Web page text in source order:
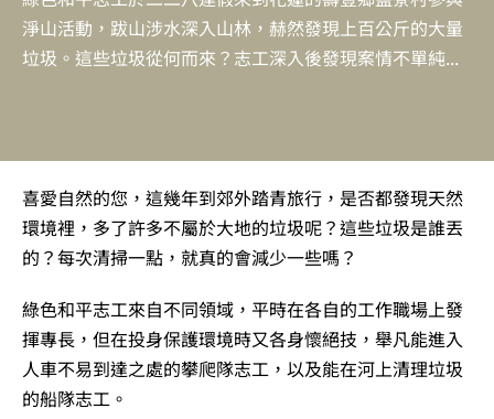
淨山活動，跋山涉水深入山林，赫然發現上百公斤的大量
垃圾。這些垃圾從何而來？志工深入後發現案情不單純...
喜愛自然的您，這幾年到郊外踏青旅行，是否都發現天然
環境裡，多了許多不屬於大地的垃圾呢？這些垃圾是誰丟
的？每次清掃一點，就真的會減少一些嗎？
綠色和平志工來自不同領域，平時在各自的工作職場上發
揮專長，但在投身保護環境時又各身懷絕技，舉凡能進入
人車不易到達之處的攀爬隊志工，以及能在河上清理垃圾
的船隊志工。